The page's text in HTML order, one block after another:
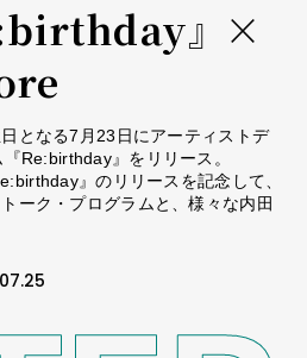
』 ×
となる7月23日にアーティストデ
Re:birthday』をリリース。
』のリリースを記念して、
ーク・プログラムと、様々な内田